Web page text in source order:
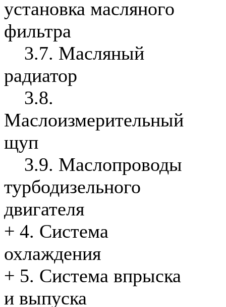
установка масляного
фильтра
3.7. Масляный
радиатор
3.8.
Маслоизмерительный
щуп
3.9. Маслопроводы
турбодизельного
двигателя
+ 4. Система
охлаждения
+ 5. Система впрыска
и выпуска